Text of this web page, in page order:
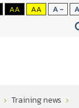
AA AA A - A
Training news